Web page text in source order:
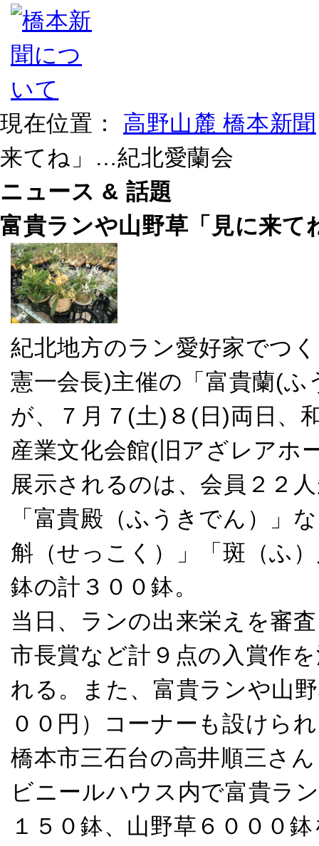
現在位置： 高野山麓 橋本新聞
来てね」…紀北愛蘭会
ニュース & 話題
富貴ランや山野草「見に来
紀北地方のラン愛好家でつ
憲一会長)主催の「富貴蘭(
が、７月７(土)８(日)両日、
産業文化会館(旧アざレアホ
展示されるのは、会員２２
「富貴殿（ふうきでん）」
斛（せっこく）」「斑（ふ
鉢の計３００鉢。
当日、ランの出来栄えを審
市長賞など計９点の入賞作
れる。また、富貴ランや山
００円）コーナーも設けら
橋本市三石台の高井順三さ
ビニールハウス内で富貴ラ
１５０鉢、山野草６０００